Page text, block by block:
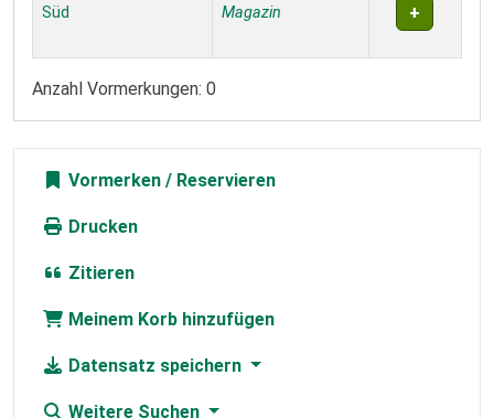
Süd
Magazin
Anzahl Vormerkungen: 0
Vormerken
Drucken
Zitieren
Meinem Korb hinzufügen
Datensatz speichern
Weitere Suchen